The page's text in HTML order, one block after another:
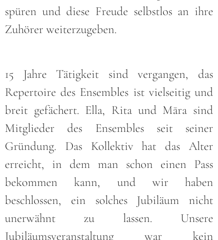
spüren und diese Freude selbstlos an ihre
Zuhörer weiterzugeben.
15 Jahre Tätigkeit sind vergangen, das
Repertoire des Ensembles ist vielseitig und
breit gefächert. Ella, Rita und Māra sind
Mitglieder des Ensembles seit seiner
Gründung. Das Kollektiv hat das Alter
erreicht, in dem man schon einen Pass
bekommen kann, und wir haben
beschlossen, ein solches Jubiläum nicht
unerwähnt zu lassen. Unsere
Jubiläumsveranstaltung war kein